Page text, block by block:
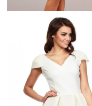
SREBRNA SUKIENKA
WIZYTOWA MIDI